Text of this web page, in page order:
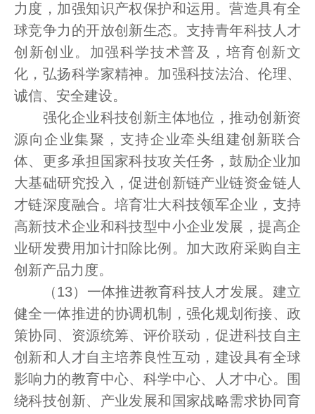
力度，加强知识产权保护和运用。营造具有全
球竞争力的开放创新生态。支持青年科技人才
创新创业。加强科学技术普及，培育创新文
化，弘扬科学家精神。加强科技法治、伦理、
诚信、安全建设。
强化企业科技创新主体地位，推动创新资
源向企业集聚，支持企业牵头组建创新联合
体、更多承担国家科技攻关任务，鼓励企业加
大基础研究投入，促进创新链产业链资金链人
才链深度融合。培育壮大科技领军企业，支持
高新技术企业和科技型中小企业发展，提高企
业研发费用加计扣除比例。加大政府采购自主
创新产品力度。
（13）一体推进教育科技人才发展。建立
健全一体推进的协调机制，强化规划衔接、政
策协同、资源统筹、评价联动，促进科技自主
创新和人才自主培养良性互动，建设具有全球
影响力的教育中心、科学中心、人才中心。围
绕科技创新、产业发展和国家战略需求协同育